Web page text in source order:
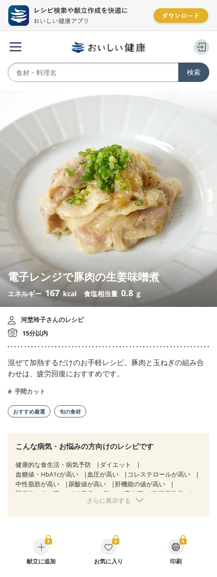
電子レンジで豚肉の生姜味噌煮
エネルギー167 kcal 食塩相当量 0.8 g
河埜玲子さんのレシピ
15分以内
混ぜて加熱するだけのお手軽レシピ。豚肉と玉ねぎの組み合
わせは、疲労回復におすすめです。
手間カット
おすすめ厳選 旬の食材
こんな病気・お悩みの方向けのレシピです
健康的な食生活・病気予防
ダイエット
血糖値・HbA1cが高い
血圧が高い
コレステロールが高い
中性脂肪が高い
尿酸値が高い
肝機能の値が高い
腎機能の値が高い
糖尿病（2型） 高血圧
脂質異常症
狭心症 心筋梗塞
糖尿病性腎症（第２期）
糖尿病性腎症（第３期）
CKD（ステージ１）
CKD（ステージ２）
CKD（ステージ３a）
乳がん（抗がん剤治療中）
さらに表示する
献立に追加 お気に入り 印刷